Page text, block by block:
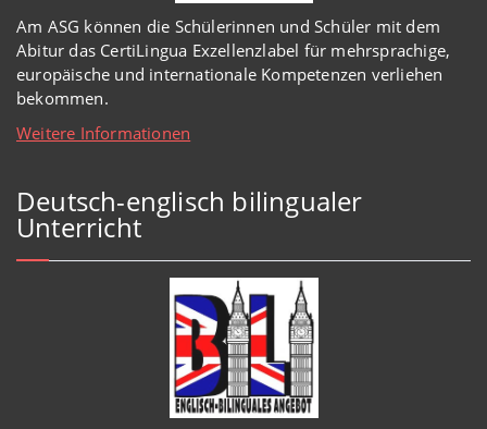
Am ASG können die Schülerinnen und Schüler mit dem
Abitur das CertiLingua Exzellenzlabel für mehrsprachige,
europäische und internationale Kompetenzen verliehen
bekommen.
Weitere Informationen
Deutsch-englisch bilingualer
Unterricht